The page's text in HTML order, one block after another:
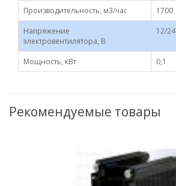
Производительность, м3/час
1700
Напряжение
электровентилятора, В
12/24
Мощность, кВт 0,1
Рекомендуемые товары